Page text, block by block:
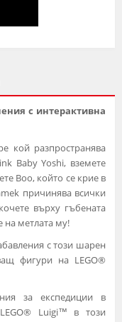
с интерактивна
кой разпространява
Baby Yoshi, вземете
Boo, който се крие в
причинява всички
върху гъбената
на метлата му!
с този шарен
фигури на LEGO®
за експедиции в
LEGO® Luigi™ в този